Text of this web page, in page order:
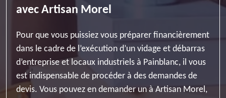
avec Artisan Morel
Pour que vous puissiez vous préparer financièrement
dans le cadre de l’exécution d’un vidage et débarras
d’entreprise et locaux industriels à Painblanc, il vous
est indispensable de procéder à des demandes de
devis. Vous pouvez en demander un à Artisan Morel,